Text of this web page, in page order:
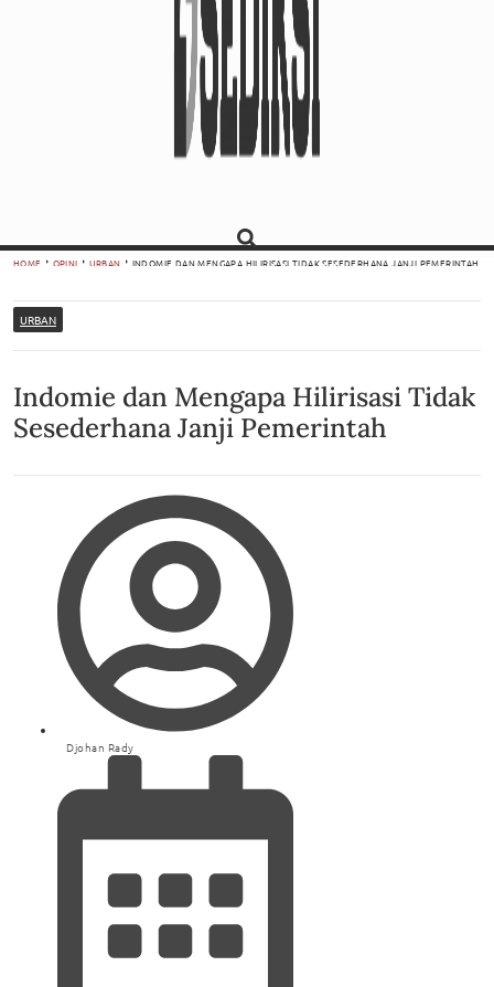
HOME OPINI URBAN INDOMIE DAN MENGAPA HILIRISASI TIDAK SESEDERHANA JANJI PEMERINTAH
URBAN
Indomie dan Mengapa Hilirisasi Tidak
Sesederhana Janji Pemerintah
Djohan Rady